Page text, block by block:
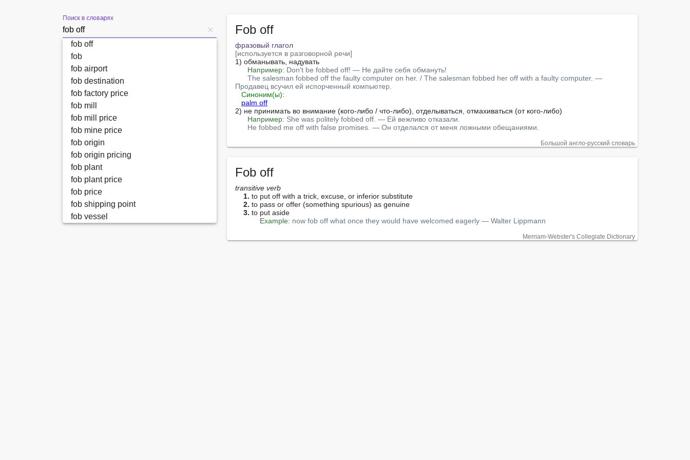
Поиск в словарях
Fob off
фразовый глагол
[используется в разговорной речи]
1) обманывать, надувать
Например: Don't be fobbed off! — Не дайте себя обмануть!
The salesman fobbed off the faulty computer on her. / The salesman fobbed her off with a faulty computer. —
Продавец всучил ей испорченный компьютер.
Синоним(ы):
palm off
2) не принимать во внимание (кого-либо / что-либо), отделываться, отмахиваться (от кого-либо)
Например: She was politely fobbed off. — Ей вежливо отказали.
He fobbed me off with false promises. — Он отделался от меня ложными обещаниями.
Большой англо-русский словарь
Fob off
transitive verb
1. to put off with a trick, excuse, or inferior substitute
2. to pass or offer (something spurious) as genuine
3. to put aside
Example: now fob off what once they would have welcomed eagerly — Walter Lippmann
Merriam-Webster's Collegiate Dictionary
fob off
fob
fob airport
fob destination
fob factory price
fob mill
fob mill price
fob mine price
fob origin
fob origin pricing
fob plant
fob plant price
fob price
fob shipping point
fob vessel